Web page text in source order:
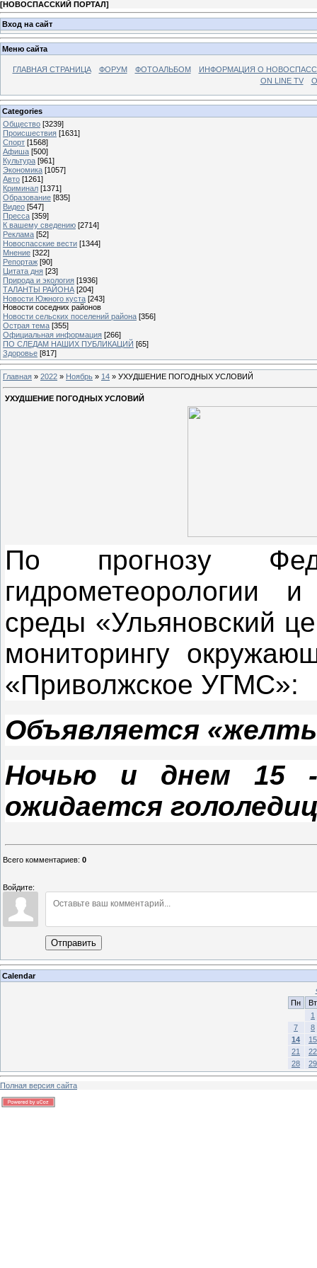
[НОВОСПАССКИЙ ПОРТАЛ]
Вход на сайт
Меню сайта
ГЛАВНАЯ СТРАНИЦА ФОРУМ ФОТОАЛЬБОМ
ИНФОРМАЦИЯ О
ON LINE TV
Categories
Общество [3239]
Происшествия [1631]
Спорт [1568]
Афиша [500]
Культура [961]
Экономика [1057]
Авто [1261]
Криминал [1371]
Образование [835]
Видео [547]
Пресса [359]
К вашему сведению [2714]
Реклама [52]
Новоспасские вести [1344]
Мнение [322]
Репортаж [90]
Цитата дня [23]
Природа и экология [1936]
ТАЛАНТЫ РАЙОНА [204]
Новости Южного куста [243]
Новости соседних районов
Новости сельских поселений района [356]
Острая тема [355]
Официальная информация [266]
ПО СЛЕДАМ НАШИХ ПУБЛИКАЦИЙ [65]
Здоровье [817]
Главная » 2022 » Ноябрь » 14 » УХУДШЕНИЕ ПОГОДНЫХ УСЛОВИЙ
УХУДШЕНИЕ ПОГОДНЫХ УСЛОВИЙ
По прогнозу
гидрометеорологии
среды «Ульяновский
мониторингу
«Приволжское УГМС»:
Объявляется
Ночью и днем 15 -
ожидается
Всего комментариев: 0
Войдите:
Отправить
Calendar
Пн
Вт
1
7
8
14
15
21
22
28
29
Полная версия сайта